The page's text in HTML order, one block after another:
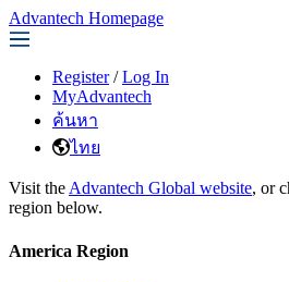
Advantech Homepage
Register / Log In
MyAdvantech
ค้นหา
ไทย
Visit the Advantech Global website, or
region below.
America Region